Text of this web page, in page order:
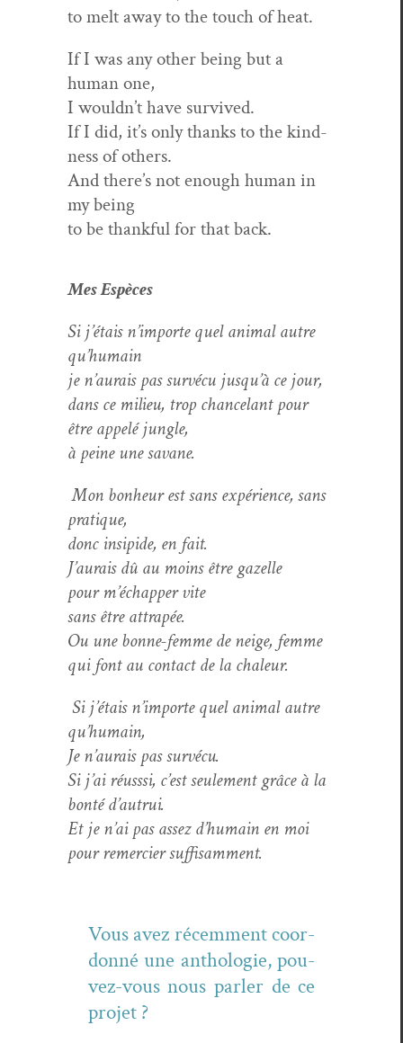
to melt away to the touch of heat.
If I was any oth­er being but a
human one,
I wouldn’t have survived.
If I did, it’s only thanks to the kind­
ness of others.
And there’s not enough human in
my being
to be thank­ful for that back.
Mes Espèces
Si j’étais n’importe quel ani­mal autre
qu’humain
je n’aurais pas survécu jusqu’à ce jour,
dans ce milieu, trop chance­lant pour
être appelé jungle,
à peine une savane.
Mon bon­heur est sans expéri­ence, sans
pratique,
donc insipi­de, en fait.
J’aurais dû au moins être gazelle
pour m’échapper vite
sans être attrapée.
Ou une bonne-femme de neige, femme
qui font au con­tact de la chaleur.
Si j’étais n’importe quel ani­mal autre
qu’humain,
Je n’aurais pas survécu.
Si j’ai réuss­si, c’est seule­ment grâce à la
bon­té d’autrui.
Et je n’ai pas assez d’humain en moi
pour remerci­er suffisamment.
Vous avez récem­ment coor­
don­né une antholo­gie, pou­
vez-vous nous par­ler de ce
projet ?